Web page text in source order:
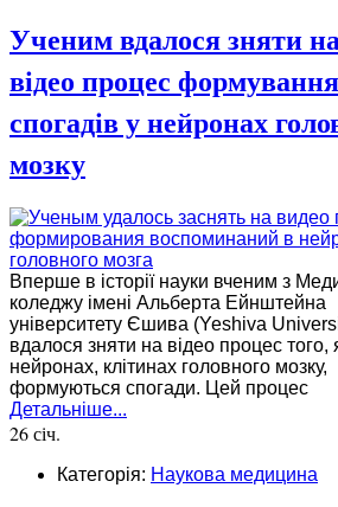
Ученим вдалося зняти
відео процес формування
спогадів у нейронах
мозку
Вперше в історії науки вченим з
коледжу імені Альберта Ейнштейна
університету Єшива (Yeshiva
вдалося зняти на відео процес того,
нейронах, клітинах головного мозку,
формуються спогади. Цей процес
Детальніше...
26 січ.
Категорія: Наукова медицина